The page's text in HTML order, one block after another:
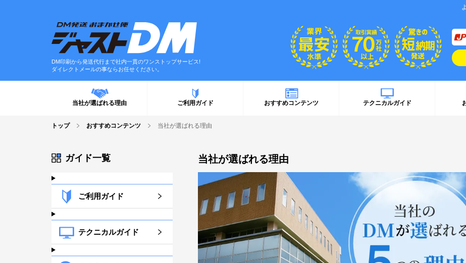
DM印刷から発送代行まで社内一貫のワンストップサービス!
ダイレクトメールの事ならお任せください。
当社が選ばれる理由 ご利用ガイド おすすめコンテンツ テクニカルガイド
トップ おすすめコンテンツ 当社が選ばれる理由
ガイド一覧
ご利用ガイド
テクニカルガイド
当社が選ばれる理由